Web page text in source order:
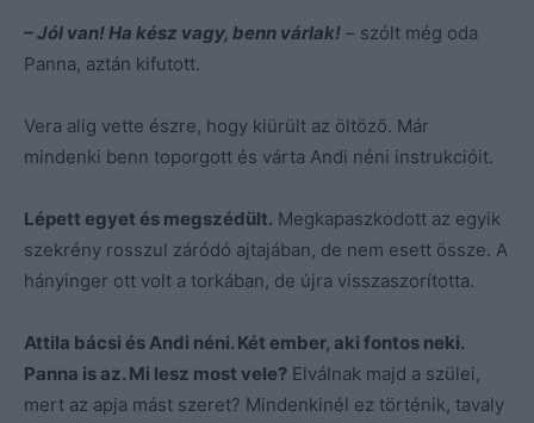
– Jól van! Ha kész vagy, benn várlak! – szólt még oda
Panna, aztán kifutott.
Vera alig vette észre, hogy kiürült az öltöző. Már
mindenki benn toporgott és várta Andi néni instrukcióit.
Lépett egyet és megszédült. Megkapaszkodott az egyik
szekrény rosszul záródó ajtajában, de nem esett össze. A
hányinger ott volt a torkában, de újra visszaszorította.
Attila bácsi és Andi néni. Két ember, aki fontos neki.
Panna is az. Mi lesz most vele? Elválnak majd a szülei,
mert az apja mást szeret? Mindenkinél ez történik, tavaly